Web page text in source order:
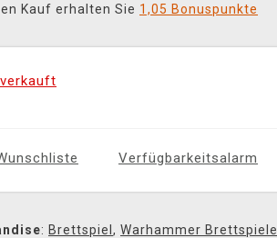
Kauf erhalten Sie 1,05 Bonuspunkte
Verfügbarkeitsalarm
: Brettspiel , Warhammer Brettspiele